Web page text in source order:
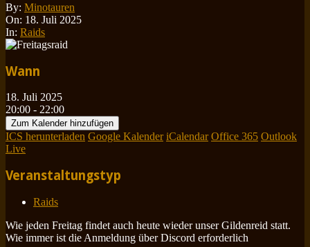
By: Minotauren
On: 18. Juli 2025
In: Raids
Wann
18. Juli 2025
20:00 - 22:00
Zum Kalender hinzufügen
ICS herunterladen Google Kalender iCalendar Office 365 Outlook
Live
Veranstaltungstyp
Raids
Wie jeden Freitag findet auch heute wieder unser Gildenreid statt.
Wie immer ist die Anmeldung über Discord erforderlich